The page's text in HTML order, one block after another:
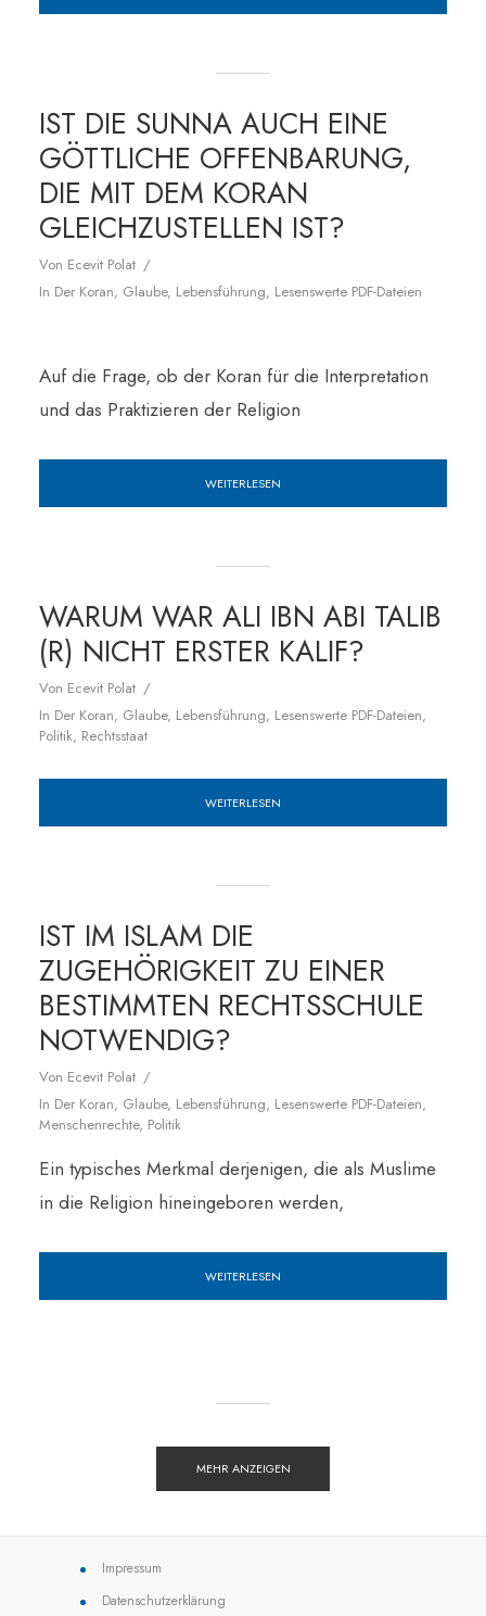
IST DIE SUNNA AUCH EINE
GÖTTLICHE OFFENBARUNG,
DIE MIT DEM KORAN
GLEICHZUSTELLEN IST?
Von Ecevit Polat
In Der Koran, Glaube, Lebensführung, Lesenswerte PDF-Dateien
Auf die Frage, ob der Koran für die Interpretation
und das Praktizieren der Religion
WEITERLESEN
WARUM WAR ALI IBN ABI TALIB
(R) NICHT ERSTER KALIF?
Von Ecevit Polat
In Der Koran, Glaube, Lebensführung, Lesenswerte PDF-Dateien,
Politik, Rechtsstaat
WEITERLESEN
IST IM ISLAM DIE
ZUGEHÖRIGKEIT ZU EINER
BESTIMMTEN RECHTSSCHULE
NOTWENDIG?
Von Ecevit Polat
In Der Koran, Glaube, Lebensführung, Lesenswerte PDF-Dateien,
Menschenrechte, Politik
Ein typisches Merkmal derjenigen, die als Muslime
in die Religion hineingeboren werden,
WEITERLESEN
MEHR ANZEIGEN
Impressum
Datenschutzerklärung